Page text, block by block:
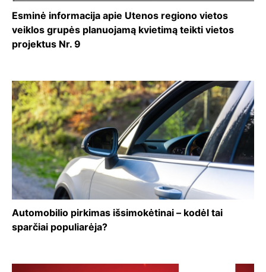
Esminė informacija apie Utenos regiono vietos
veiklos grupės planuojamą kvietimą teikti vietos
projektus Nr. 9
Automobilio pirkimas išsimokėtinai – kodėl tai
sparčiai populiarėja?